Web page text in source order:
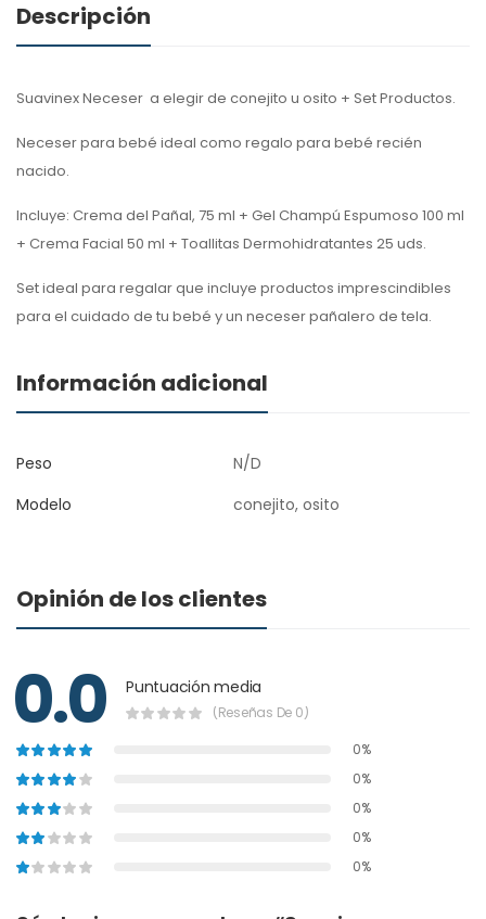
Descripción
Suavinex Neceser a elegir de conejito u osito + Set Productos.
Neceser para bebé ideal como regalo para bebé recién
nacido.
Incluye: Crema del Pañal, 75 ml + Gel Champú Espumoso 100 ml
+ Crema Facial 50 ml + Toallitas Dermohidratantes 25 uds.
Set ideal para regalar que incluye productos imprescindibles
para el cuidado de tu bebé y un neceser pañalero de tela.
Información adicional
Peso
N/D
Modelo
conejito, osito
Opinión de los clientes
0.0 Puntuación media
(Reseñas De 0)
0%
0%
0%
0%
0%